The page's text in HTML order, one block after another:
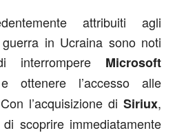
attribuiti agli
in Ucraina sono noti
interrompere Microsoft
ottenere l’accesso alle
l’acquisizione di Siriux,
scoprire immediatamente